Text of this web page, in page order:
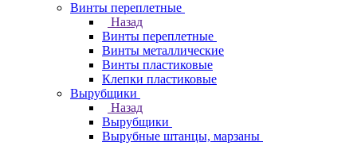
Винты переплетные
Назад
Винты переплетные
Винты металлические
Винты пластиковые
Клепки пластиковые
Вырубщики
Назад
Вырубщики
Вырубные штанцы, марзаны